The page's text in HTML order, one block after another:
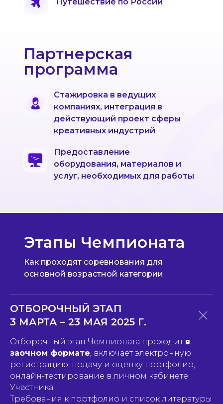
Партнерская
программа
Стажировка в ведущих
компаниях, интеграция в
действующий проект сферы
креативных индустрий
Предоставление
оборудования, материалов и
услуг, необходимых для работы
Как проходят соревнования для
основной возрастной категории
Этапы Чемпионата
ОТБОРОЧНЫЙ ЭТАП
3 МАРТА – 23 МАЯ 2025 Г.
Отборочный этап Чемпионата проходит в
заочном формате, включает электронную
регистрацию, подачу и оценку портфолио,
онлайн-тестирование в личном кабинете
Участника.
Требования к портфолио и список литературы